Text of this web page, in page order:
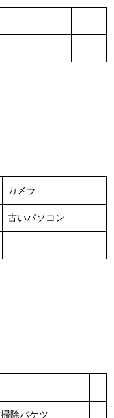
カメラ
古いパソコン
掃除バケツ